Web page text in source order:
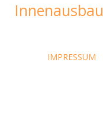
Innenausbau
IMPRESSUM